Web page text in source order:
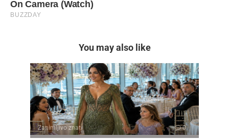
You may also like
Zanimljivo znati 0